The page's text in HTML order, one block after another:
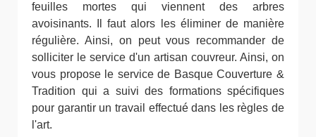
feuilles mortes qui viennent des arbres
avoisinants. Il faut alors les éliminer de manière
régulière. Ainsi, on peut vous recommander de
solliciter le service d'un artisan couvreur. Ainsi, on
vous propose le service de Basque Couverture &
Tradition qui a suivi des formations spécifiques
pour garantir un travail effectué dans les règles de
l'art.